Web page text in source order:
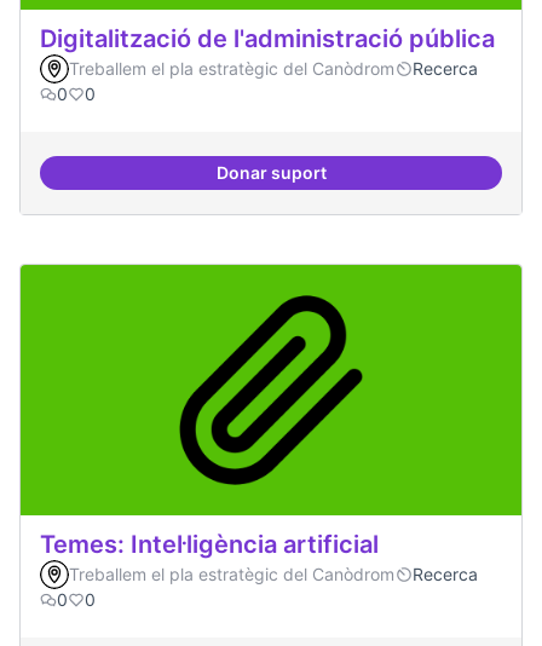
Digitalització de l'administració pública
Treballem el pla estratègic del Canòdrom
Recerca
0
0
Donar suportDigitalització de l'administració
Temes: Intel·ligència artificial
Treballem el pla estratègic del Canòdrom
Recerca
0
0